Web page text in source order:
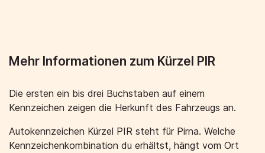
Mehr Informationen zum Kürzel PIR
Die ersten ein bis drei Buchstaben auf einem
Kennzeichen zeigen die Herkunft des Fahrzeugs an.
Autokennzeichen Kürzel PIR steht für Pirna. Welche
Kennzeichenkombination du erhältst, hängt vom Ort